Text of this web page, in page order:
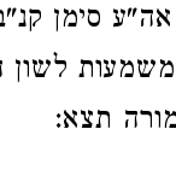
אה"ע סימן
תצא: